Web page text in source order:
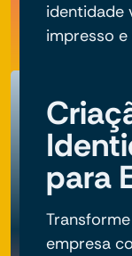
identidade
impresso e
para
empresa